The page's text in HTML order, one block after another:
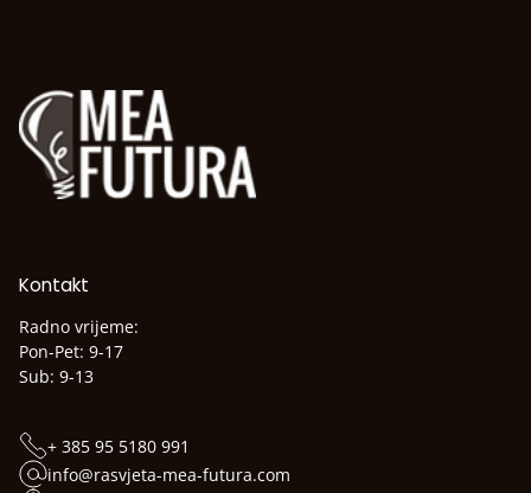
Kontakt
Radno vrijeme:
Pon-Pet: 9-17
Sub: 9-13
+ 385 95 5180 991
info@rasvjeta-mea-futura.com